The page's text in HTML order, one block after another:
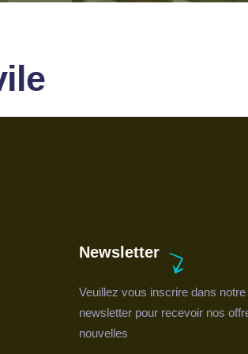
Newsletter
Veuillez vous inscrire dans notre
newsletter pour recevoir nos
nouvelles